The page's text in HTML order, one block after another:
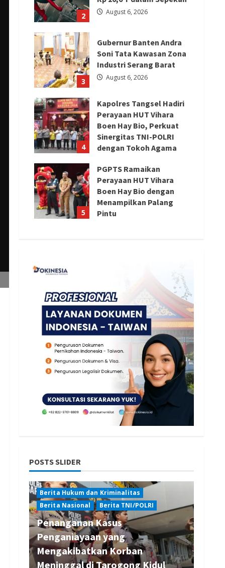
2 August 6, 2026
3
Gubernur Banten Andra
Soni Tata Kawasan Zona
Industri Serang Barat
August 6, 2026
4
Kapolres Tangsel Hadiri
Perayaan HUT Vihara
Boen Hay Bio, Perkuat
Sinergitas TNI-POLRI
dengan Tokoh Agama
5
PGPTS Ramaikan
Perayaan HUT Vihara
Boen Hay Bio dengan
Menampilkan Palang
Pintu
POSTS SLIDER
Berita Hukum dan Kriminalitas
Berita Nasional
Berita TNI/POLRI
Penanganan Kasus
Penganiayaan yang
Mengakibatkan Korban
Meninggal di Tarogong Kidul